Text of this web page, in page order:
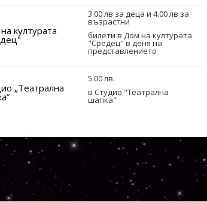
културата
3.00 лв за деца и 4.00 лв за
възрастни
билети в Дом на културата
"Средец" в деня на
представлението
„Театрална
5.00 лв.
в Студио "Театрална
шапка"